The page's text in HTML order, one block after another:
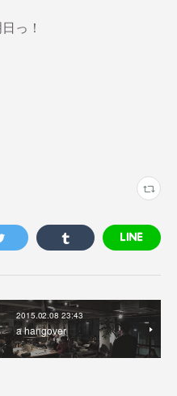
っ！
2015.02.08 23:43
a hangover